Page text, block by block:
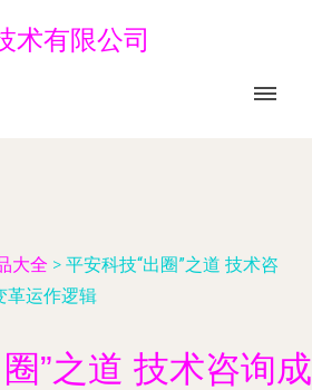
术有限公司
大全 > 平安科技“出圈”之道 技术咨
革运作逻辑
”之道 技术咨询成